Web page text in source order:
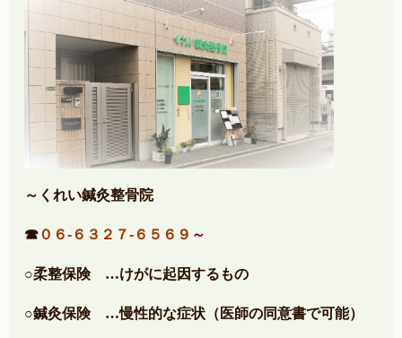
～くれい鍼灸整骨院
☎０６-６３２７-６５６９ ～
○柔整保険 …けがに起因するもの
○鍼灸保険…慢性的な症状（医師の同意書で可能）